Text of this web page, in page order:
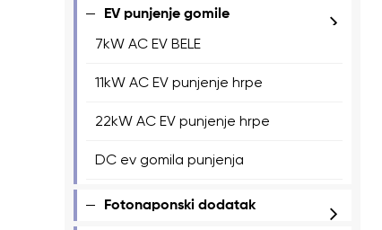
EV punjenje gomile
7kW AC EV BELE
11kW AC EV punjenje hrpe
22kW AC EV punjenje hrpe
DC ev gomila punjenja
Fotonaponski dodatak